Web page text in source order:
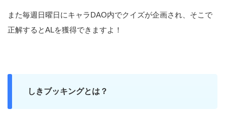
また毎週日曜日にキャラDAO内でクイズが企画され、そこで
正解するとALを獲得できますよ！
しきブッキングとは？